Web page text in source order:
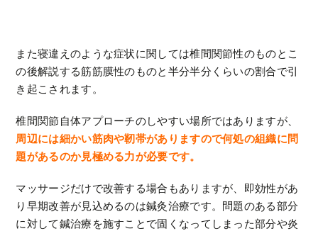
また寝違えのような症状に関しては椎間関節性のものとこ
の後解説する筋筋膜性のものと半分半分くらいの割合で引
き起こされます。
椎間関節自体アプローチのしやすい場所ではありますが、
周辺には細かい筋肉や靭帯がありますので何処の組織に問
題があるのか見極める力が必要です。
マッサージだけで改善する場合もありますが、即効性があ
り早期改善が見込めるのは鍼灸治療です。問題のある部分
に対して鍼治療を施すことで固くなってしまった部分や炎